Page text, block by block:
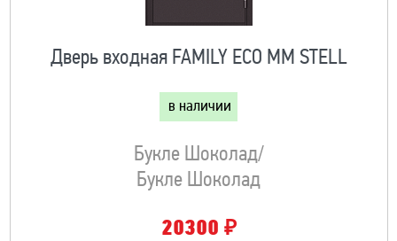
Дверь входная FAMILY ECO MM STELL
в наличии
Букле Шоколад/
Букле Шоколад
20300 ₽